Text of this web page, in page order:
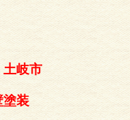
土岐市
塗装